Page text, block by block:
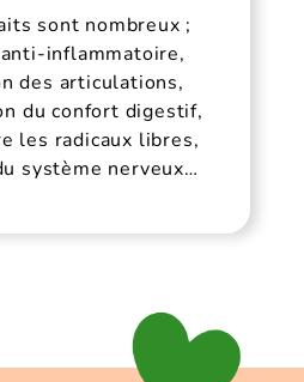
sont nombreux ;
inflammatoire,
des articulations,
du confort digestif,
les radicaux libres,
système nerveux…